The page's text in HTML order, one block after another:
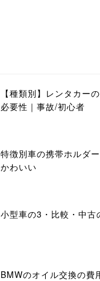
【種類別】レンタカー
必要性｜事故/初心者
特徴別車の携帯ホルダ
かわいい
小型車の3・比較・中古
BMWのオイル交換の費